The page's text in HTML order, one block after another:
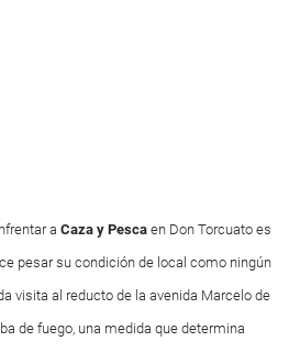
a Caza y Pesca en Don Torcuato es
pesar su condición de local como ningún
visita al reducto de la avenida Marcelo de
de fuego, una medida que determina